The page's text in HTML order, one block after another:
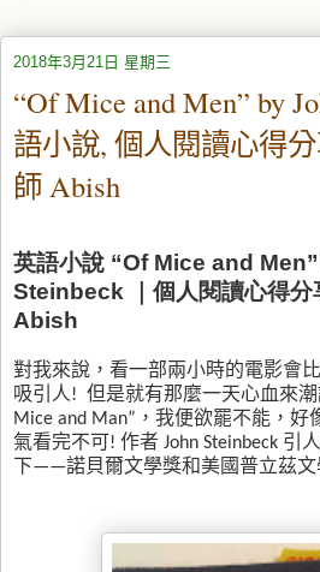
2018年3月21日 星期三
“Of Mice and Men” by
語小說, 個人閱讀心得
師 Abish
英語小說 “Of Mice and
Steinbeck ｜個人閱讀心得分
Abish
對我來說，看一部兩小時的電影會
吸引人! 但是就有那麼一天心血來
Mice and Man” ，我便欲罷不能，好
氣看完不可 ! 作者 John Steinbeck 引
下——諾貝爾文學獎和美國普立茲